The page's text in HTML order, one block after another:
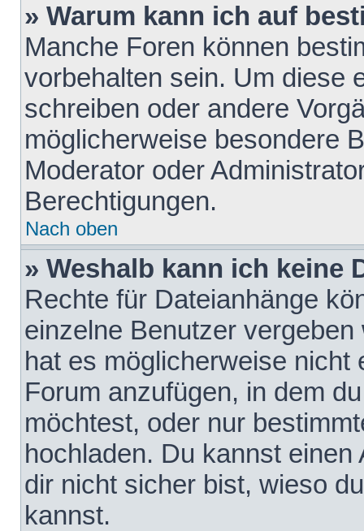
» Warum kann ich auf
Manche Foren können
vorbehalten sein. Um diese
schreiben oder andere
möglicherweise besondere
Moderator oder
Berechtigungen.
Nach oben
» Weshalb kann ich keine
Rechte für Dateianhänge
einzelne Benutzer
hat es möglicherweise nicht
Forum anzufügen, in dem
möchtest, oder nur
hochladen. Du kannst
dir nicht sicher bist, wieso
kannst.